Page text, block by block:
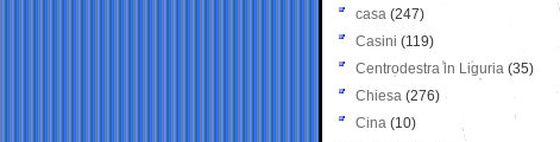
casa (247)
Casini (119)
Centrodestra in Liguria (35)
Chiesa (276)
Cina (10)